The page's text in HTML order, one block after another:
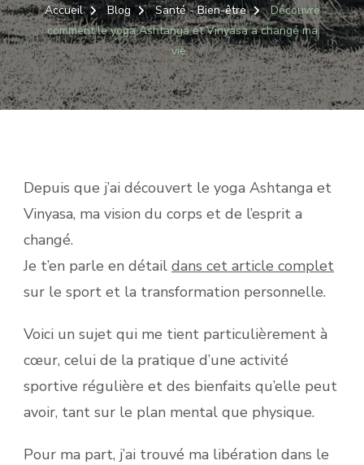
COMMENT
LE
YOGA
ASHTANGA
ET
VINYASA
A
Accueil Blog Santé - Bien-être
Découvre
comment le yoga Ashtanga et Vinyasa a changé ma
vie.
Depuis que j’ai découvert le yoga Ashtanga et
Vinyasa, ma vision du corps et de l’esprit a
changé.
Je t’en parle en détail dans cet article complet
sur le sport et la transformation personnelle.
Voici un sujet qui me tient particulièrement à
cœur, celui de la pratique d’une activité
sportive régulière et des bienfaits qu’elle peut
avoir, tant sur le plan mental que physique.
Pour ma part, j’ai trouvé ma libération dans le